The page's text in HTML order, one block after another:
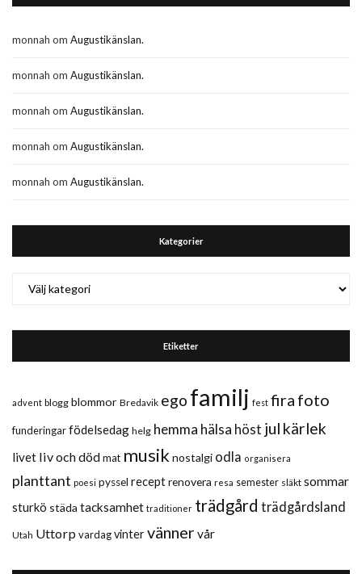
monnah om Augustikänslan.
monnah om Augustikänslan.
monnah om Augustikänslan.
monnah om Augustikänslan.
monnah om Augustikänslan.
Kategorier
Etiketter
advent blogg blommor Bredavik ego familj fest fira foto
funderingarfödelsedag helg hemma hälsa höst jul kärlek
livet liv och dödmat musik nostalgi odla organisera
planttant poesi pyssel receptrenovera resa semester släkt sommar
sturkö städa tacksamhet traditioner trädgård trädgårdsland
Utah Uttorp vardagvintervänner vår